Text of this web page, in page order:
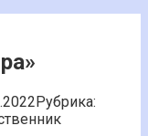
Рубрика: